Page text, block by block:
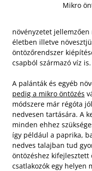
Mikro
növényzetet
életben illetve
öntözőrendszer
csapból származó víz is.
A palánták és egyéb
pedig a mikro öntözés
módszere már régóta
nedvesen tartására. A
minden ehhez
így például a paprika,
nedves talajban tud
öntözéshez kifejlesztett
csatlakozók egy helyen